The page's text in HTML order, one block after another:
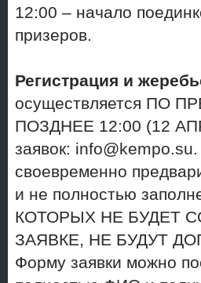
12:00 – начало
призеров.
Регистрация и
осуществляется ПО
ПОЗДНЕЕ 12:00 (12
заявок:
своевременно
и не полностью
КОТОРЫХ НЕ БУДЕТ
ЗАЯВКЕ, НЕ БУДУТ
Форму заявки можно